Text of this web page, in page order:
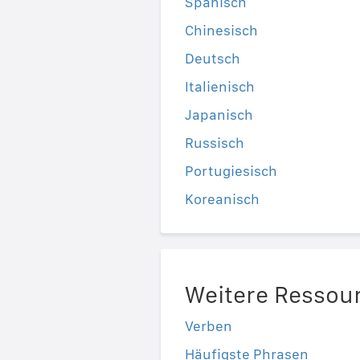
Chinesisch
Deutsch
Italienisch
Japanisch
Russisch
Portugiesisch
Koreanisch
Weitere
Verben
Häufigste Phrasen